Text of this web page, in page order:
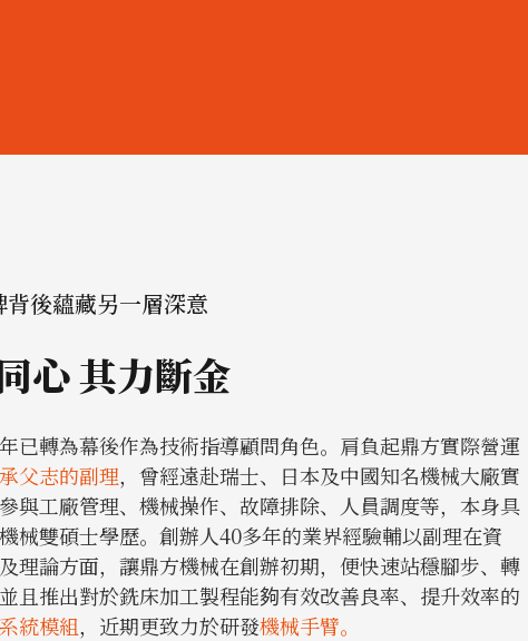
後蘊藏另一層深意
心 其力斷金
已轉為幕後作為技術指導顧問角色。肩負起鼎方實際營運
父志的副理，曾經遠赴瑞士、日本及中國知名機械大廠實
與工廠管理、機械操作、故障排除、人員調度等，本身具
械雙碩士學歷。創辦人40多年的業界經驗輔以副理在資
理論方面，讓鼎方機械在創辦初期，便快速站穩腳步、轉
且推出對於銑床加工製程能夠有效改善良率、提升效率的
統模組，近期更致力於研發機械手臂。